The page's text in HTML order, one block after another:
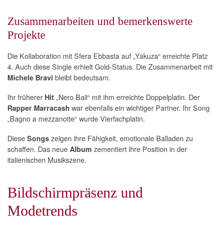
Zusammenarbeiten und bemerkenswerte
Projekte
Die Kollaboration mit Sfera Ebbasta auf „Yakuza“ erreichte Platz
4. Auch diese Single erhielt Gold-Status. Die Zusammenarbeit mit
Michele Bravi bleibt bedeutsam.
Ihr früherer Hit „Nero Bali“ mit ihm erreichte Doppelplatin. Der
Rapper Marracash war ebenfalls ein wichtiger Partner. Ihr Song
„Bagno a mezzanotte“ wurde Vierfachplatin.
Diese Songs zeigen ihre Fähigkeit, emotionale Balladen zu
schaffen. Das neue Album zementiert ihre Position in der
italienischen Musikszene.
Bildschirmpräsenz und
Modetrends